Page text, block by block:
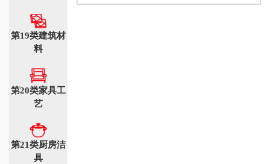
第19类建筑材
料
第20类家具工
艺
第21类厨房洁
具